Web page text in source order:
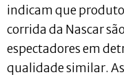
indicam que
corrida da Nascar
espectadores em
qualidade similar.